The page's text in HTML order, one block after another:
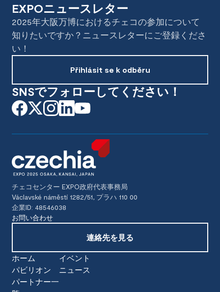
EXPOニュースレター
2025年大阪万博におけるチェコの参加について
知りたいですか？ニュースレターにご登録くださ
い！
Přihlásit se k odběru
SNSでフォローしてください！
チェコセンター EXPO政府代表事務局
Václavské náměstí 1282/51, プラハ 110 00
企業ID: 48546038
お問い合わせ
連絡先を見る
ホーム
パビリオン
パートナー一
イベント
ニュース